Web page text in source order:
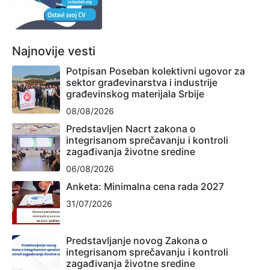
Najnovije vesti
Potpisan Poseban kolektivni ugovor za
sektor građevinarstva i industrije
građevinskog materijala Srbije
08/08/2026
Predstavljen Nacrt zakona o
integrisanom sprečavanju i kontroli
zagađivanja životne sredine
06/08/2026
Anketa: Minimalna cena rada 2027
31/07/2026
Predstavljanje novog Zakona o
integrisanom sprečavanju i kontroli
zagađivanja životne sredine